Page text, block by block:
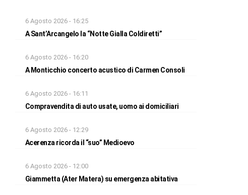
6 Agosto 2026 - 16:25
A Sant’Arcangelo la “Notte Gialla Coldiretti”
6 Agosto 2026 - 16:20
A Monticchio concerto acustico di Carmen Consoli
6 Agosto 2026 - 16:11
Compravendita di auto usate, uomo ai domiciliari
6 Agosto 2026 - 12:29
Acerenza ricorda il “suo” Medioevo
6 Agosto 2026 - 12:00
Giammetta (Ater Matera) su emergenza abitativa